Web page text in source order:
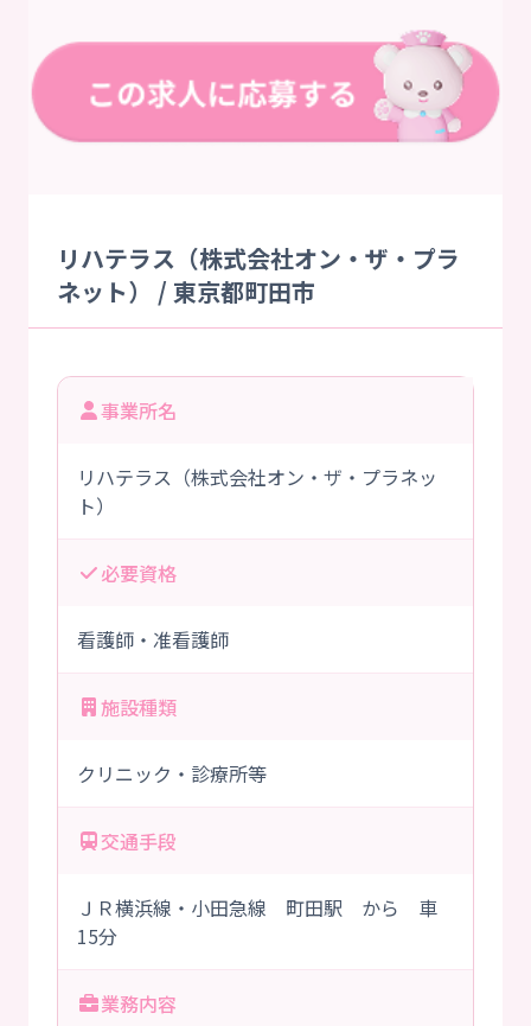
リハテラス（株式会社オン・ザ・プラ
ネット） / 東京都町田市
事業所名
リハテラス（株式会社オン・ザ・プラネッ
ト）
必要資格
看護師・准看護師
施設種類
クリニック・診療所等
交通手段
ＪＲ横浜線・小田急線 町田駅 から 車
15分
業務内容